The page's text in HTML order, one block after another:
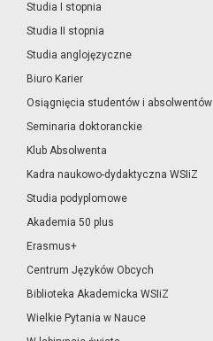
Studia I stopnia
Studia II stopnia
Studia anglojęzyczne
Biuro Karier
Osiągnięcia studentów i absolwentów
Seminaria doktoranckie
Klub Absolwenta
Kadra naukowo-dydaktyczna WSIiZ
Studia podyplomowe
Akademia 50 plus
Erasmus+
Centrum Języków Obcych
Biblioteka Akademicka WSIiZ
Wielkie Pytania w Nauce